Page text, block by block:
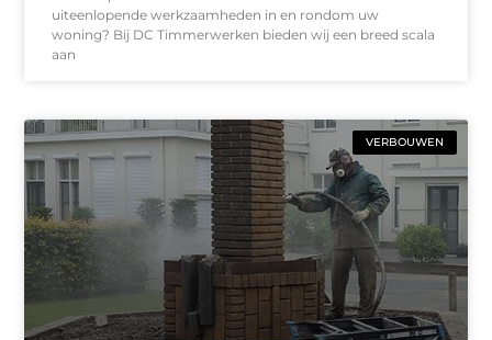
uiteenlopende werkzaamheden in en rondom uw
woning? Bij DC Timmerwerken bieden wij een breed scala
aan
VERBOUWEN